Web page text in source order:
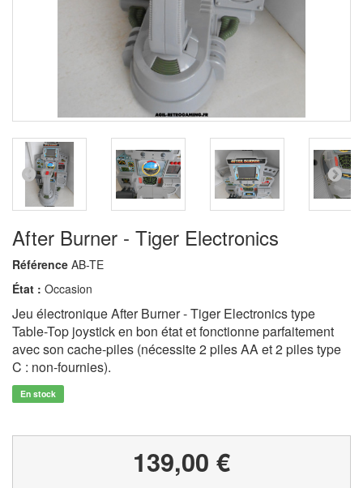
After Burner - Tiger Electronics
Référence AB-TE
État : Occasion
Jeu électronique After Burner - Tiger Electronics type
Table-Top joystick en bon état et fonctionne parfaitement
avec son cache-piles (nécessite 2 piles AA et 2 piles type
C : non-fournies).
En stock
139,00 €